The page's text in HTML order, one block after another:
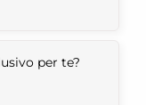
per te?